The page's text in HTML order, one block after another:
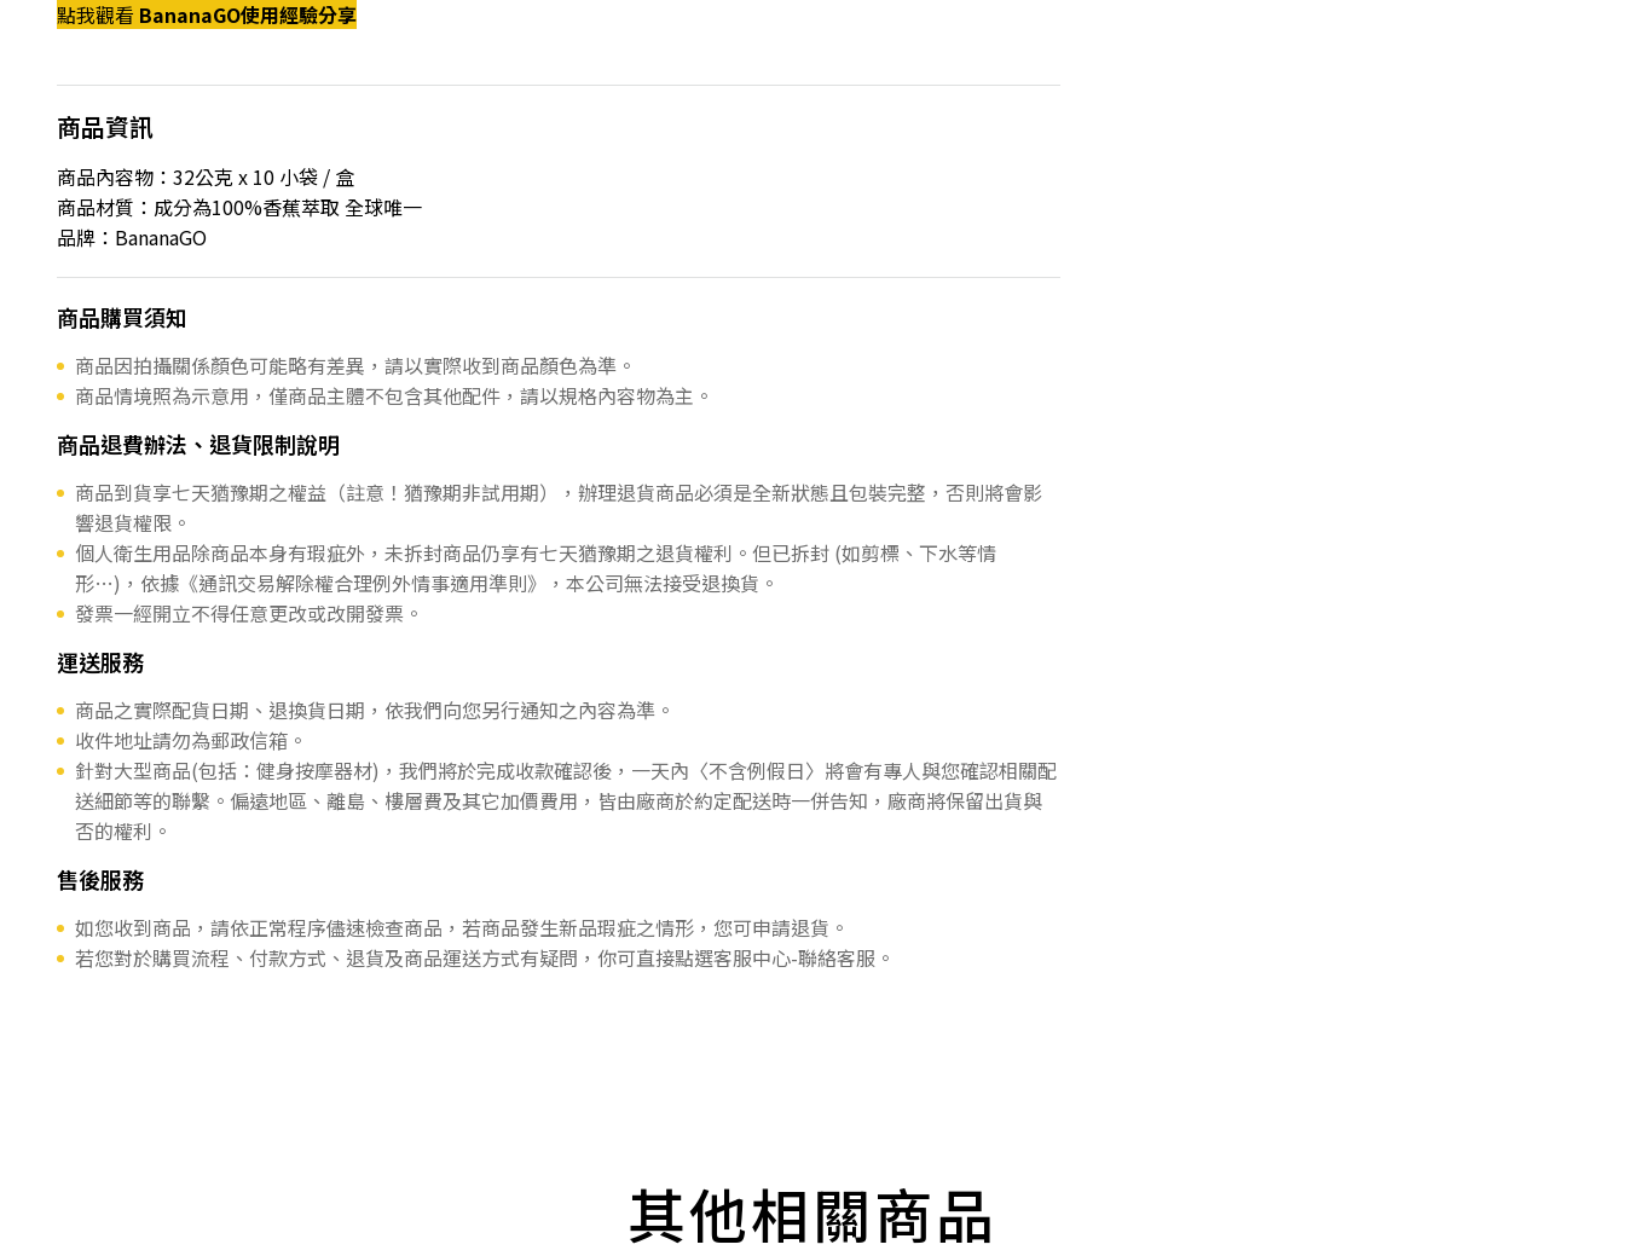
點我觀看 BananaGO使用經驗分享
商品資訊
商品內容物：32公克 x 10 小袋 / 盒
商品材質：成分為100%香蕉萃取 全球唯一
品牌：BananaGO
商品購買須知
商品因拍攝關係顏色可能略有差異，請以實際收到商品顏色為準。
商品情境照為示意用，僅商品主體不包含其他配件，請以規格內容物為主。
商品退費辦法、退貨限制說明
商品到貨享七天猶豫期之權益（註意！猶豫期非試用期），辦理退貨商品必須是全新狀態且包裝完整，否則將會影
響退貨權限。
個人衛生用品除商品本身有瑕疵外，未拆封商品仍享有七天猶豫期之退貨權利。但已拆封 (如剪標、下水等情
形…)，依據《通訊交易解除權合理例外情事適用準則》，本公司無法接受退換貨。
發票一經開立不得任意更改或改開發票。
運送服務
商品之實際配貨日期、退換貨日期，依我們向您另行通知之內容為準。
收件地址請勿為郵政信箱。
針對大型商品(包括：健身按摩器材)，我們將於完成收款確認後，一天內〈不含例假日〉將會有專人與您確認相關配
送細節等的聯繫。偏遠地區、離島、樓層費及其它加價費用，皆由廠商於約定配送時一併告知，廠商將保留出貨與
否的權利。
售後服務
如您收到商品，請依正常程序儘速檢查商品，若商品發生新品瑕疵之情形，您可申請退貨。
若您對於購買流程、付款方式、退貨及商品運送方式有疑問，你可直接點選客服中心-聯絡客服。
其他相關商品